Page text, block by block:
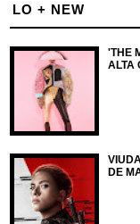
LO + NEW
'THE
ALTA
DE